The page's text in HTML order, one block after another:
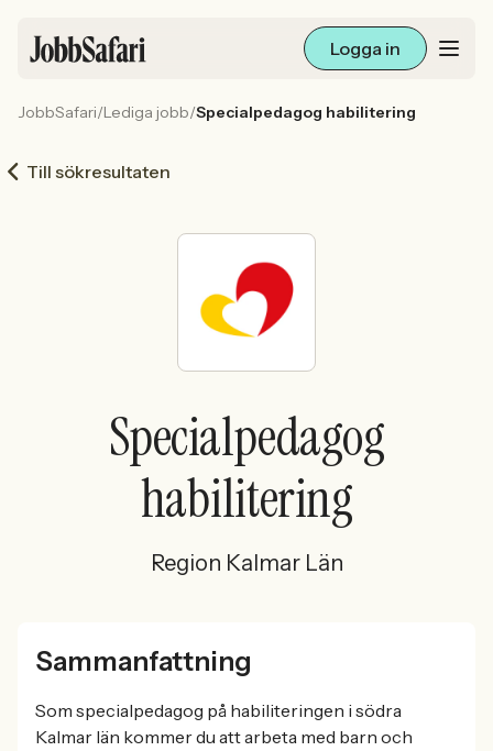
Logga in
Arbetsliv och karriär
För arbetsgivare
Sök med AI
Ny här? Skapa konto
JobbSafari/Lediga jobb/Specialpedagog habilitering
Till sökresultaten
Specialpedagog
habilitering
Region Kalmar Län
Sammanfattning
Som specialpedagog på habiliteringen i södra
Kalmar län kommer du att arbeta med barn och